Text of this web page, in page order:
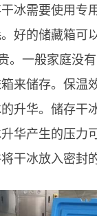
冰需要使用专
好的储藏箱可
。一般家庭没
来储存。保温
升华。储存干
华产生的压力
干冰放入密封